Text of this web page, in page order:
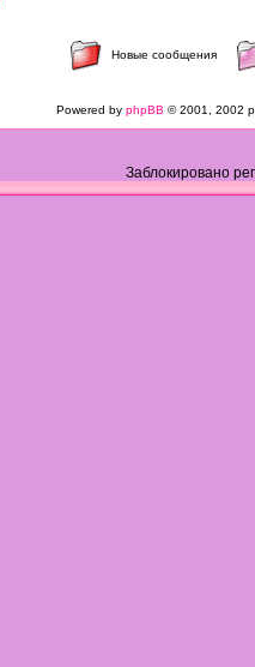
Новые сообщения
Powered by phpBB © 2001, 2002
Заблокировано